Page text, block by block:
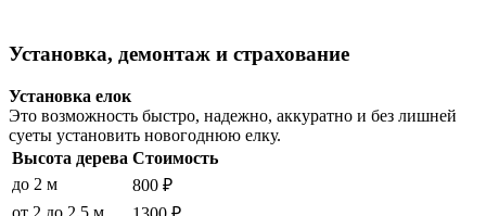
Установка, демонтаж и страхование
Установка елок
Это возможность быстро, надежно, аккуратно и без лишней
суеты установить новогоднюю елку.
Высота дерева Стоимость
до 2 м
800 ₽
от 2 до 2,5 м